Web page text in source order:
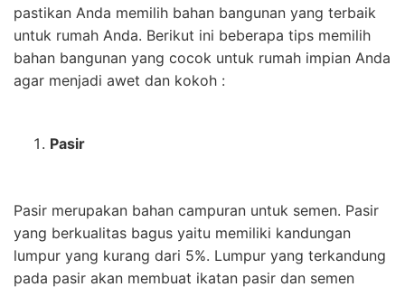
pastikan Anda memilih bahan bangunan yang terbaik
untuk rumah Anda. Berikut ini beberapa tips memilih
bahan bangunan yang cocok untuk rumah impian Anda
agar menjadi awet dan kokoh :
Pasir
Pasir merupakan bahan campuran untuk semen. Pasir
yang berkualitas bagus yaitu memiliki kandungan
lumpur yang kurang dari 5%. Lumpur yang terkandung
pada pasir akan membuat ikatan pasir dan semen